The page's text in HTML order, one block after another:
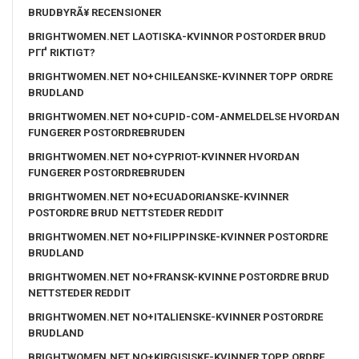
BRUDBYRÃ¥ RECENSIONER
BRIGHTWOMEN.NET LAOTISKA-KVINNOR POSTORDER BRUD
PГҐ RIKTIGT?
BRIGHTWOMEN.NET NO+CHILEANSKE-KVINNER TOPP ORDRE
BRUDLAND
BRIGHTWOMEN.NET NO+CUPID-COM-ANMELDELSE HVORDAN
FUNGERER POSTORDREBRUDEN
BRIGHTWOMEN.NET NO+CYPRIOT-KVINNER HVORDAN
FUNGERER POSTORDREBRUDEN
BRIGHTWOMEN.NET NO+ECUADORIANSKE-KVINNER
POSTORDRE BRUD NETTSTEDER REDDIT
BRIGHTWOMEN.NET NO+FILIPPINSKE-KVINNER POSTORDRE
BRUDLAND
BRIGHTWOMEN.NET NO+FRANSK-KVINNE POSTORDRE BRUD
NETTSTEDER REDDIT
BRIGHTWOMEN.NET NO+ITALIENSKE-KVINNER POSTORDRE
BRUDLAND
BRIGHTWOMEN.NET NO+KIRGISISKE-KVINNER TOPP ORDRE